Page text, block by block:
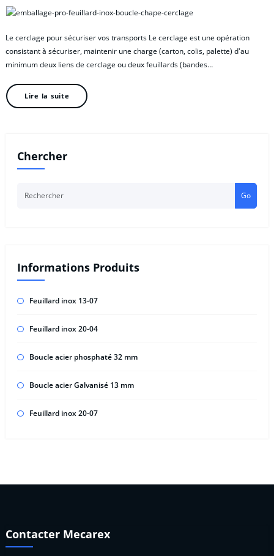
Le cerclage pour sécuriser vos transports Le cerclage est une opération
consistant à sécuriser, maintenir une charge (carton, colis, palette) d'au
minimum deux liens de cerclage ou deux feuillards (bandes…
Lire la suite
Chercher
Go
Informations Produits
Feuillard inox 13-07
Feuillard inox 20-04
Boucle acier phosphaté 32 mm
Boucle acier Galvanisé 13 mm
Feuillard inox 20-07
Contacter Mecarex